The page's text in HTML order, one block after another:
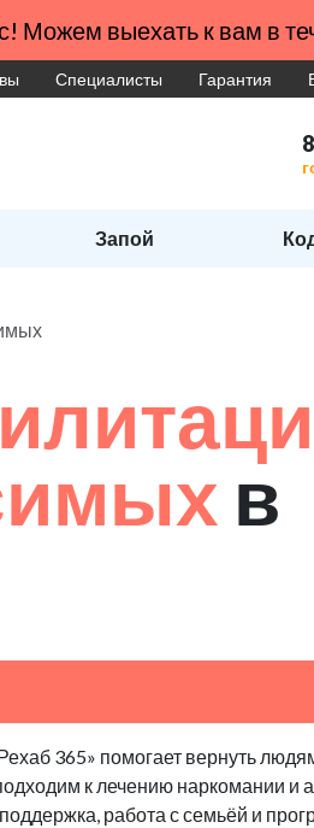
Можем выехать к вам в
Специалисты Гарантия
Запой
в
365» помогает вернуть
к лечению наркомании и
работа с семьёй и